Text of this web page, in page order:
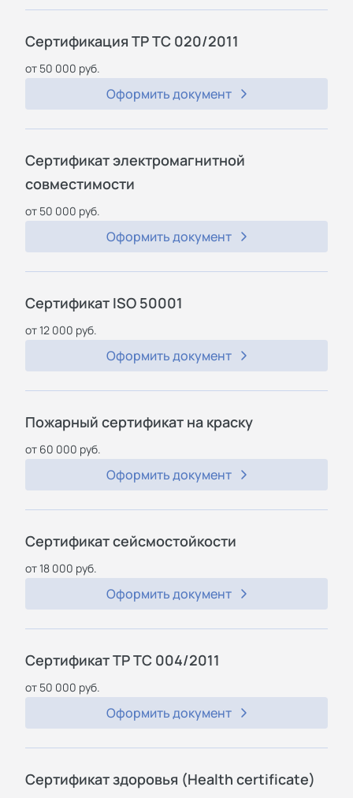
Сертификация ТР ТС 020/2011
от 50 000 руб.
Оформить документ
Сертификат электромагнитной
совместимости
от 50 000 руб.
Оформить документ
Сертификат ISO 50001
от 12 000 руб.
Оформить документ
Пожарный сертификат на краску
от 60 000 руб.
Оформить документ
Сертификат сейсмостойкости
от 18 000 руб.
Оформить документ
Сертификат ТР ТС 004/2011
от 50 000 руб.
Оформить документ
Сертификат здоровья (Health certificate)